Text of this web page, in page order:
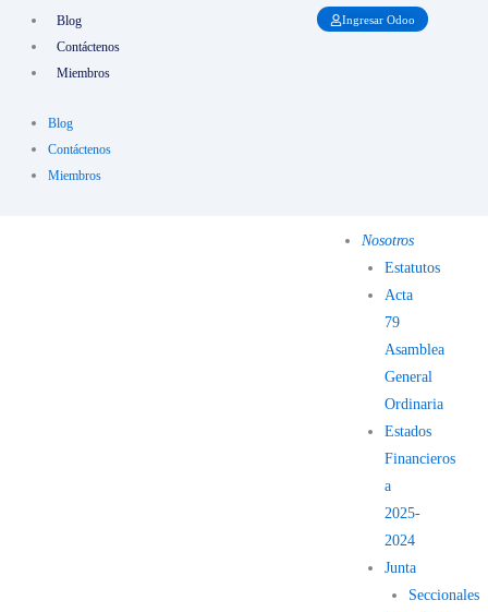
contenido
Blog
Contáctenos
Miembros
Blog
Contáctenos
Miembros
Ingresar Odoo
Nosotros
Estatutos
Acta
79
Asamblea
General
Ordinaria
Estados
Financieros
a
2025-
2024
Junta
Seccionales